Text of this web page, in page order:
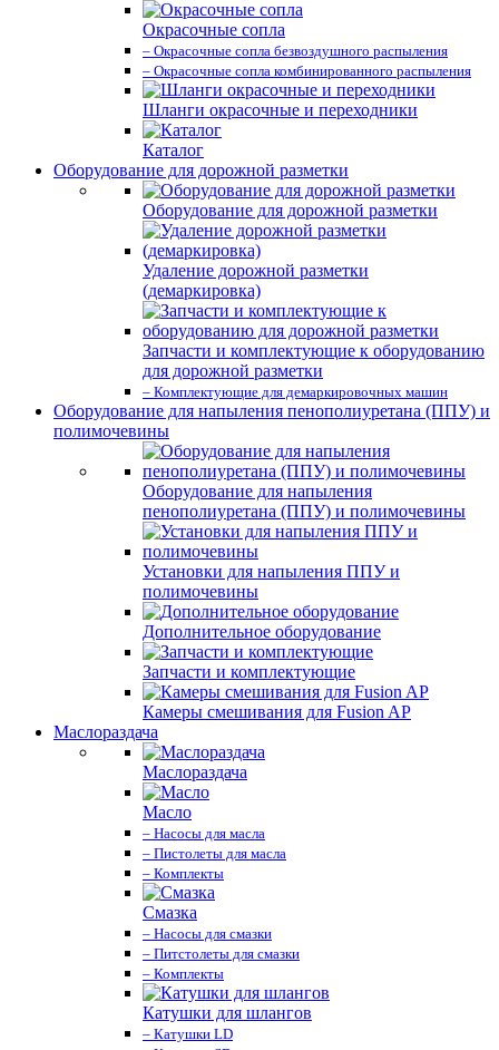
Окрасочные сопла
– Окрасочные сопла безвоздушного распыления
– Окрасочные сопла комбинированного распыления
Шланги окрасочные и переходники
Каталог
Оборудование для дорожной разметки
Оборудование для дорожной разметки
Удаление дорожной разметки
(демаркировка)
Запчасти и комплектующие к оборудованию
для дорожной разметки
– Комплектующие для демаркировочных машин
Оборудование для напыления пенополиуретана (ППУ) и
полимочевины
Оборудование для напыления
пенополиуретана (ППУ) и полимочевины
Установки для напыления ППУ и
полимочевины
Дополнительное оборудование
Запчасти и комплектующие
Камеры смешивания для Fusion AP
Маслораздача
Маслораздача
Масло
– Насосы для масла
– Пистолеты для масла
– Комплекты
Смазка
– Насосы для смазки
– Питстолеты для смазки
– Комплекты
Катушки для шлангов
– Катушки LD